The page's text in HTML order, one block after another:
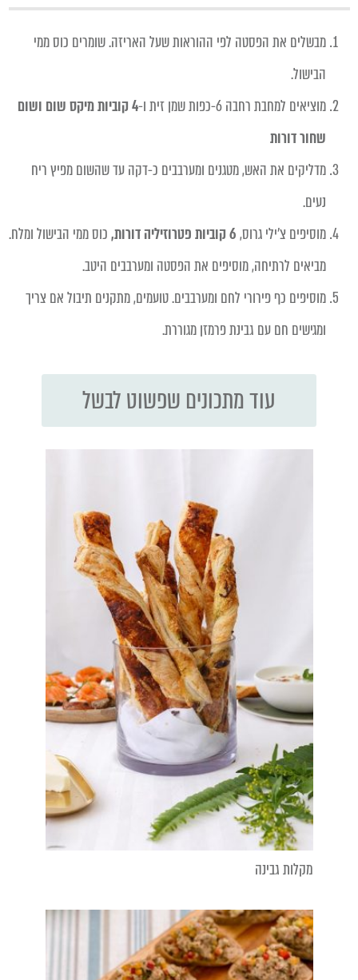
מבשלים את הפסטה לפי ההוראות שעל האריזה. שומרים כוס ממי
הבישול.
מוציאים למחבת רחבה 6-כפות שמן זית ו-
4 קוביות מיקס שום ושום
שחור דורות
מדליקים את האש, מטגנים ומערבבים כ-דקה עד שהשום מפיץ ריח
נעים.
מוסיפים צ'ילי גרוס,6 קוביות פטרוזיליה דורות,
כוס ממי הבישול ומלח.
מביאים לרתיחה, מוסיפים את הפסטה ומערבבים היטב.
מוסיפים כף פירורי לחם ומערבבים. טועמים, מתקנים תיבול אם צריך
ומגישים חם עם גבינת פרמזן מגוררת.
עוד מתכונים שפשוט לבשל
מקלות גבינה